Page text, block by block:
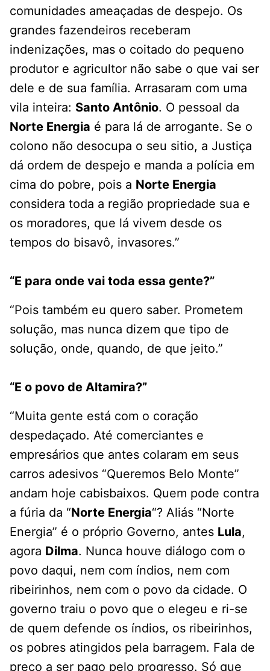
comunidades ameaçadas de despejo. Os
grandes fazendeiros receberam
indenizações, mas o coitado do pequeno
produtor e agricultor não sabe o que vai ser
dele e de sua família. Arrasaram com uma
vila inteira: Santo Antônio. O pessoal da
Norte Energia é para lá de arrogante. Se o
colono não desocupa o seu sitio, a Justiça
dá ordem de despejo e manda a polícia em
cima do pobre, pois a Norte Energia
considera toda a região propriedade sua e
os moradores, que lá vivem desde os
tempos do bisavô, invasores.”
“E para onde vai toda essa gente?”
“Pois também eu quero saber. Prometem
solução, mas nunca dizem que tipo de
solução, onde, quando, de que jeito.”
“E o povo de Altamira?”
“Muita gente está com o coração
despedaçado. Até comerciantes e
empresários que antes colaram em seus
carros adesivos “Queremos Belo Monte”
andam hoje cabisbaixos. Quem pode contra
a fúria da “Norte Energia“? Aliás “Norte
Energia” é o próprio Governo, antes Lula,
agora Dilma. Nunca houve diálogo com o
povo daqui, nem com índios, nem com
ribeirinhos, nem com o povo da cidade. O
governo traiu o povo que o elegeu e ri-se
de quem defende os índios, os ribeirinhos,
os pobres atingidos pela barragem. Fala de
preço a ser pago pelo progresso. Só que